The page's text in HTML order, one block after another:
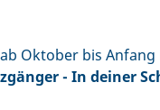
Oktober bis
- In deiner